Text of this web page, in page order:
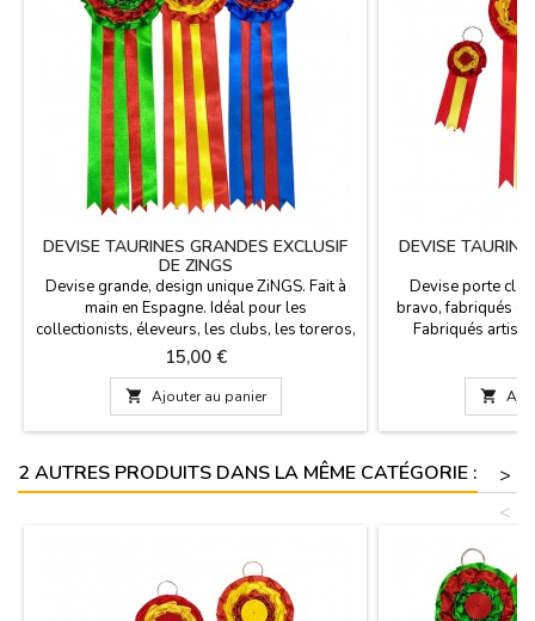
DEVISE TAURINES GRANDES EXCLUSIF
DE ZINGS
Devise grande, design unique ZiNGS. Fait à
main en Espagne. Idéal pour les
collectionists, éleveurs, les clubs, les toreros,
etc. Mesure: 9 cm de diamètre et 28 cm de
long, sans l'anneau. Si nous ne voulons pas,
vous pouvez le commander dans n'importe
quelle couleur vous avez besoin d'écrire
info@zings.es.
Prix
15,00 €
 Ajouter au panier
DEVISE
Devise porte
bravo, fabriqués
Fabriqués
la combinaison
info@zings.es.
éleveurs,
coleccionists, les

2 AUTRES PRODUITS DANS LA MÊME CATÉGORIE :
>
<